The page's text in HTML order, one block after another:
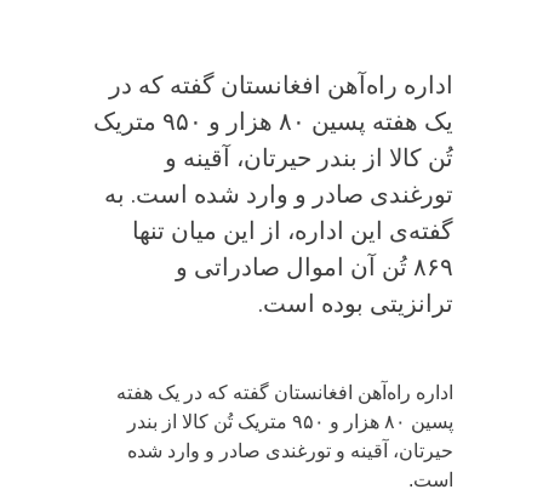
اداره راه‌آهن افغانستان گفته که در
یک هفته پسین ۸۰ هزار و ۹۵۰ متریک
تُن کالا از بندر حیرتان، آقینه و
تورغندی صادر و وارد شده است. به
گفته‌ی این اداره، از این میان تنها
۸۶۹ تُن آن اموال صادراتی و
ترانزیتی بوده است.
اداره راه‌آهن افغانستان گفته که در یک هفته
پسین ۸۰ هزار و ۹۵۰ متریک تُن کالا از بندر
حیرتان، آقینه و تورغندی صادر و وارد شده
است.